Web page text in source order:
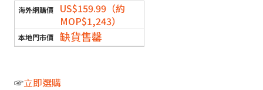
US$159.99（約
MOP$1,243）
缺貨售罄
☞立即選購